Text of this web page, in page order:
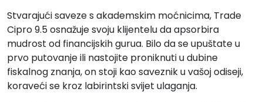
Stvarajući saveze s akademskim moćnicima, Trade
Cipro 9.5 osnažuje svoju klijentelu da apsorbira
mudrost od financijskih gurua. Bilo da se upuštate u
prvo putovanje ili nastojite proniknuti u dubine
fiskalnog znanja, on stoji kao saveznik u vašoj odiseji,
koraveći se kroz labirintski svijet ulaganja.